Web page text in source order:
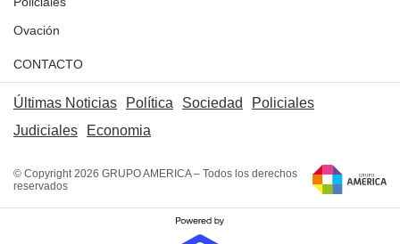
Ovación
CONTACTO
Últimas Noticias Política Sociedad
Policiales
Judiciales
Economia
© Copyright 2026 GRUPO AMERICA – Todos los derechos
reservados